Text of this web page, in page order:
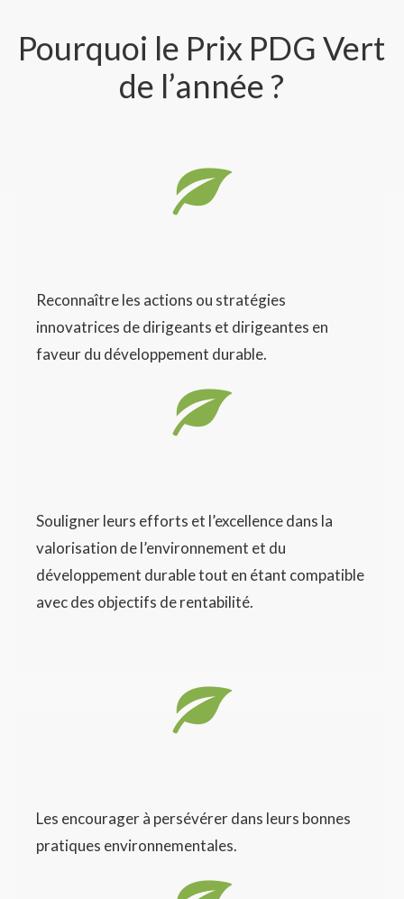
Pourquoi le Prix PDG Vert
de l’année ?
Reconnaître les actions ou stratégies
innovatrices de dirigeants et dirigeantes en
faveur du développement durable.
Souligner leurs efforts et l’excellence dans la
valorisation de l’environnement et du
développement durable tout en étant compatible
avec des objectifs de rentabilité.
Les encourager à persévérer dans leurs bonnes
pratiques environnementales.